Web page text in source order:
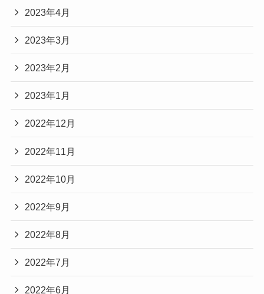
2023年4月
2023年3月
2023年2月
2023年1月
2022年12月
2022年11月
2022年10月
2022年9月
2022年8月
2022年7月
2022年6月